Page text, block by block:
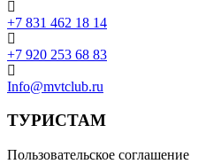
+7 831 462 18 14
+7 920 253 68 83
Info@mvtclub.ru
ТУРИСТАМ
Пользовательское соглашение